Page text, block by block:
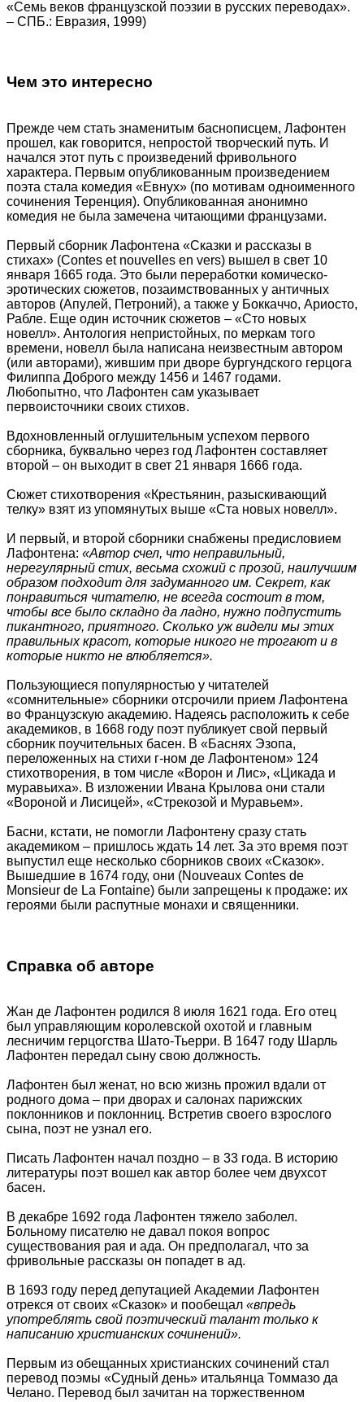
«Семь веков французской поэзии в русских переводах».
– СПБ.: Евразия, 1999)
Чем это интересно
Прежде чем стать знаменитым баснописцем, Лафонтен
прошел, как говорится, непростой творческий путь. И
начался этот путь с произведений фривольного
характера. Первым опубликованным произведением
поэта стала комедия «Евнух» (по мотивам одноименного
сочинения Теренция). Опубликованная анонимно
комедия не была замечена читающими французами.
Первый сборник Лафонтена «Сказки и рассказы в
стихах» (Contes et nouvelles en vers) вышел в свет 10
января 1665 года. Это были переработки комическо-
эротических сюжетов, позаимствованных у античных
авторов (Апулей, Петроний), а также у Боккаччо, Ариосто,
Рабле. Еще один источник сюжетов – «Сто новых
новелл». Антология непристойных, по меркам того
времени, новелл была написана неизвестным автором
(или авторами), жившим при дворе бургундского герцога
Филиппа Доброго между 1456 и 1467 годами.
Любопытно, что Лафонтен сам указывает
первоисточники своих стихов.
Вдохновленный оглушительным успехом первого
сборника, буквально через год Лафонтен составляет
второй – он выходит в свет 21 января 1666 года.
Сюжет стихотворения «Крестьянин, разыскивающий
телку» взят из упомянутых выше «Ста новых новелл».
И первый, и второй сборники снабжены предисловием
Лафонтена: «Автор счел, что неправильный,
нерегулярный стих, весьма схожий с прозой, наилучшим
образом подходит для задуманного им. Секрет, как
понравиться читателю, не всегда состоит в том,
чтобы все было складно да ладно, нужно подпустить
пикантного, приятного. Сколько уж видели мы этих
правильных красот, которые никого не трогают и в
которые никто не влюбляется».
Пользующиеся популярностью у читателей
«сомнительные» сборники отсрочили прием Лафонтена
во Французскую академию. Надеясь расположить к себе
академиков, в 1668 году поэт публикует свой первый
сборник поучительных басен. В «Баснях Эзопа,
переложенных на стихи г-ном де Лафонтеном» 124
стихотворения, в том числе «Ворон и Лис», «Цикада и
муравьиха». В изложении Ивана Крылова они стали
«Вороной и Лисицей», «Стрекозой и Муравьем».
Басни, кстати, не помогли Лафонтену сразу стать
академиком – пришлось ждать 14 лет. За это время поэт
выпустил еще несколько сборников своих «Сказок».
Вышедшие в 1674 году, они (Nouveaux Contes de
Monsieur de La Fontaine) были запрещены к продаже: их
героями были распутные монахи и священники.
Справка об авторе
Жан де Лафонтен родился 8 июля 1621 года. Его отец
был управляющим королевской охотой и главным
лесничим герцогства Шато-Тьерри. В 1647 году Шарль
Лафонтен передал сыну свою должность.
Лафонтен был женат, но всю жизнь прожил вдали от
родного дома – при дворах и салонах парижских
поклонников и поклонниц. Встретив своего взрослого
сына, поэт не узнал его.
Писать Лафонтен начал поздно – в 33 года. В историю
литературы поэт вошел как автор более чем двухсот
басен.
В декабре 1692 года Лафонтен тяжело заболел.
Больному писателю не давал покоя вопрос
существования рая и ада. Он предполагал, что за
фривольные рассказы он попадет в ад.
В 1693 году перед депутацией Академии Лафонтен
отрекся от своих «Сказок» и пообещал «впредь
употреблять свой поэтический талант только к
написанию христианских сочинений».
Первым из обещанных христианских сочинений стал
перевод поэмы «Судный день» итальянца Томмазо да
Челано. Перевод был зачитан на торжественном